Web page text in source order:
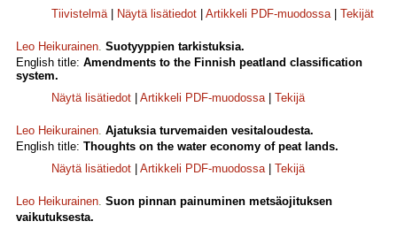
Tiivistelmä| Näytä lisätiedot Artikkeli PDF-muodossa| Tekijät
Leo Heikurainen. Suotyyppien tarkistuksia.
English title: Amendments to the Finnish peatland classification
system.
Näytä lisätiedot
Artikkeli PDF-muodossa| Tekijä
Leo Heikurainen. Ajatuksia turvemaiden vesitaloudesta.
English title: Thoughts on the water economy of peat lands.
Näytä lisätiedot
Artikkeli PDF-muodossa| Tekijä
Leo Heikurainen. Suon pinnan painuminen metsäojituksen
vaikutuksesta.